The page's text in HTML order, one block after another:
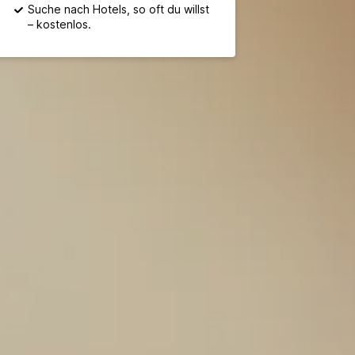
Suche nach Hotels, so oft du willst
– kostenlos.